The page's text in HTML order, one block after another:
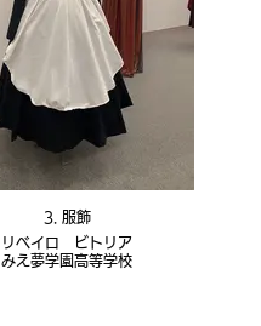
3. 服飾
リベイロ ビトリア
みえ夢学園高等学校